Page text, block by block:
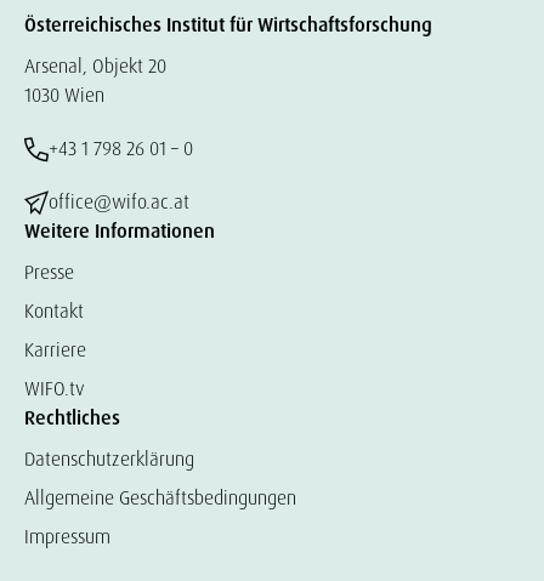
Österreichisches Institut für Wirtschaftsforschung
Arsenal, Objekt 20
1030 Wien
+43 1 798 26 01 – 0
office@wifo.ac.at
Weitere Informationen
Presse
Kontakt
Karriere
WIFO.tv
Rechtliches
Datenschutzerklärung
Allgemeine Geschäftsbedingungen
Impressum